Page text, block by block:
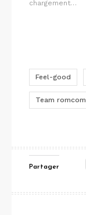
chargement…
Feel-good
Team romcom
Partager